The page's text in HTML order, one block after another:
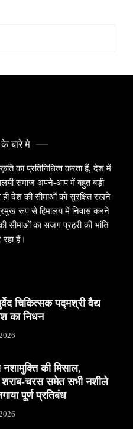
के बारे मे
का प्रतिनिधित्व करता हैं, देश में
समाज अपने-आप में बहुत बड़ी
देश की सीमाओं को सुरक्षित रखने
रूप से हिमालय में निवास करने
सीमाओं का सजग प्रहरी की भांति
रहा हैं।
चिकित्सक पद्मश्री वैद्य
का निधन
नशामुक्ति की मिसाल,
शराब-चरस समेत सभी नशीले
पूर्ण प्रतिबंध